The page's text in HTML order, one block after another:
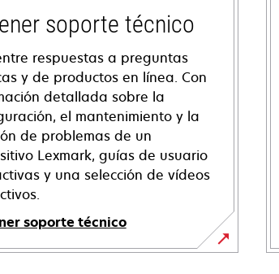
soporte técnico
respuestas a preguntas
y de productos en línea. Con
detallada sobre la
el mantenimiento y la
de problemas de un
Lexmark, guías de usuario
y una selección de vídeos
soporte técnico